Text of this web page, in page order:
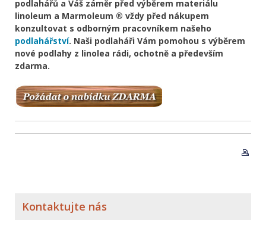
podlahářů a Váš záměr před výběrem materiálu
linoleum a Marmoleum ® vždy před nákupem
konzultovat s odborným pracovníkem našeho
podlahářství. Naši podlaháři Vám pomohou s výběrem
nové podlahy z linolea rádi, ochotně a především
zdarma.
Kontaktujte nás